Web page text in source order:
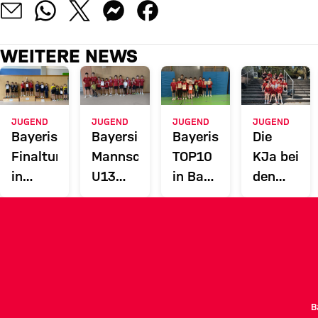
WEITERE NEWS
JUGEND
Bayerische
Finalturniere
in
Erbendorf
JUGEND
Bayersiche
Mannschaftsmeisterschaft
U13
und
JUGEND
Bayerisches
TOP10
in Bad
Königshofen
JUGEND
Die
KJa bei
den